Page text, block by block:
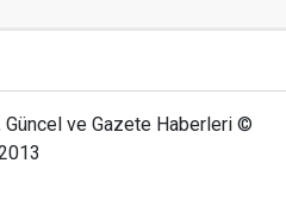
ve Gazete Haberleri ©